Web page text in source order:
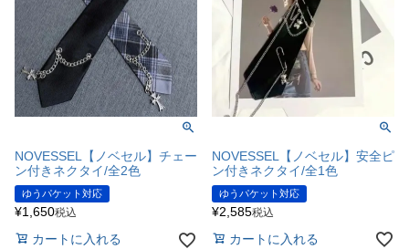
NOVESSEL【ノベセル】チェー
ン付きネクタイ/全2色
ゆうパケット対応
¥1,650税込
カートに入れる
NOVESSEL【ノベセル】安全ピ
ン付きネクタイ/全1色
ゆうパケット対応
¥2,585税込
カートに入れる